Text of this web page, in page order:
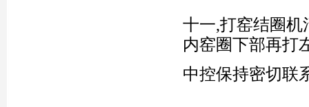
十一,打窑结圈
内窑圈下部再打
中控保持密切联